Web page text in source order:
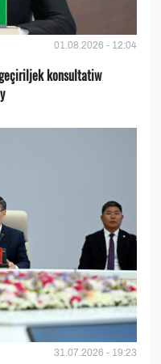
01.08.2026 - 12:04
konsultatiw
31.07.2026 - 19:23